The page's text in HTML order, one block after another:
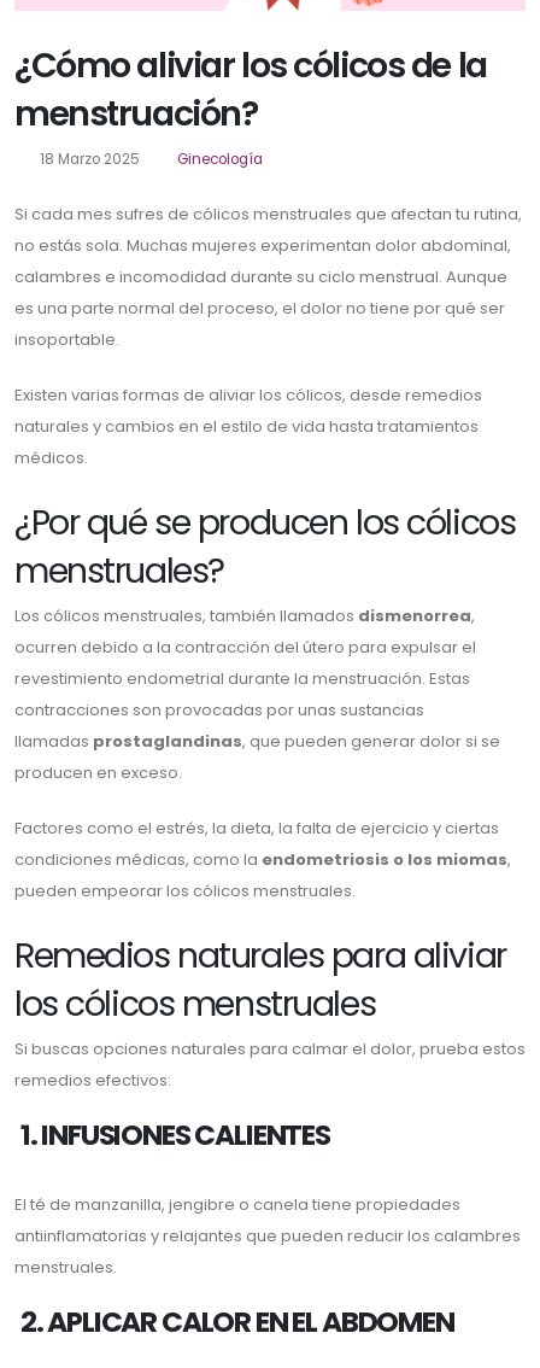
¿Cómo aliviar los cólicos de la
menstruación?
18 Marzo 2025 Ginecología
Si cada mes sufres de cólicos menstruales que afectan tu rutina,
no estás sola. Muchas mujeres experimentan dolor abdominal,
calambres e incomodidad durante su ciclo menstrual. Aunque
es una parte normal del proceso, el dolor no tiene por qué ser
insoportable.
Existen varias formas de aliviar los cólicos, desde remedios
naturales y cambios en el estilo de vida hasta tratamientos
médicos.
¿Por qué se producen los cólicos
menstruales?
Los cólicos menstruales, también llamados dismenorrea,
ocurren debido a la contracción del útero para expulsar el
revestimiento endometrial durante la menstruación. Estas
contracciones son provocadas por unas sustancias
llamadas prostaglandinas, que pueden generar dolor si se
producen en exceso.
Factores como el estrés, la dieta, la falta de ejercicio y ciertas
condiciones médicas, como la endometriosis o los miomas,
pueden empeorar los cólicos menstruales.
Remedios naturales para aliviar
los cólicos menstruales
Si buscas opciones naturales para calmar el dolor, prueba estos
remedios efectivos:
1. INFUSIONES CALIENTES
El té de manzanilla, jengibre o canela tiene propiedades
antiinflamatorias y relajantes que pueden reducir los calambres
menstruales.
2. APLICAR CALOR EN EL ABDOMEN